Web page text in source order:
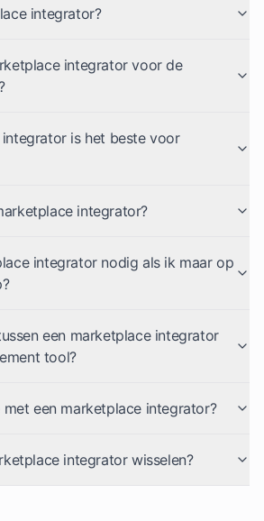
integrator?
integrator voor de
is het beste voor
integrator?
integrator nodig als ik maar op
een marketplace integrator
tool?
een marketplace integrator?
integrator wisselen?